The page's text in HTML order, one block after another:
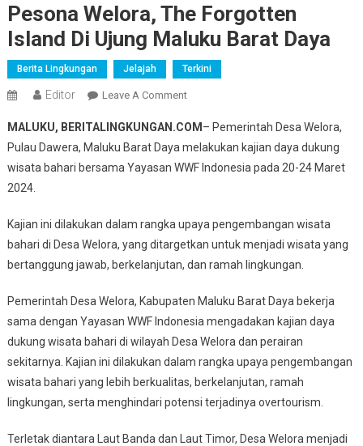
Pesona Welora, The Forgotten
Island Di Ujung Maluku Barat Daya
Berita Lingkungan Jelajah Terkini
Editor Leave A CommentOn
Welora,
The
Forgotten
Ujung
Maluku
Barat
MALUKU, BERITALINGKUNGAN.COM– Pemerintah Desa Welora,
Pulau Dawera, Maluku Barat Daya melakukan kajian daya dukung
wisata bahari bersama Yayasan WWF Indonesia pada 20-24 Maret
2024.
Kajian ini dilakukan dalam rangka upaya pengembangan wisata
bahari di Desa Welora, yang ditargetkan untuk menjadi wisata yang
bertanggung jawab, berkelanjutan, dan ramah lingkungan.
Pemerintah Desa Welora, Kabupaten Maluku Barat Daya bekerja
sama dengan Yayasan WWF Indonesia mengadakan kajian daya
dukung wisata bahari di wilayah Desa Welora dan perairan
sekitarnya. Kajian ini dilakukan dalam rangka upaya pengembangan
wisata bahari yang lebih berkualitas, berkelanjutan, ramah
lingkungan, serta menghindari potensi terjadinya overtourism.
Terletak diantara Laut Banda dan Laut Timor, Desa Welora menjadi